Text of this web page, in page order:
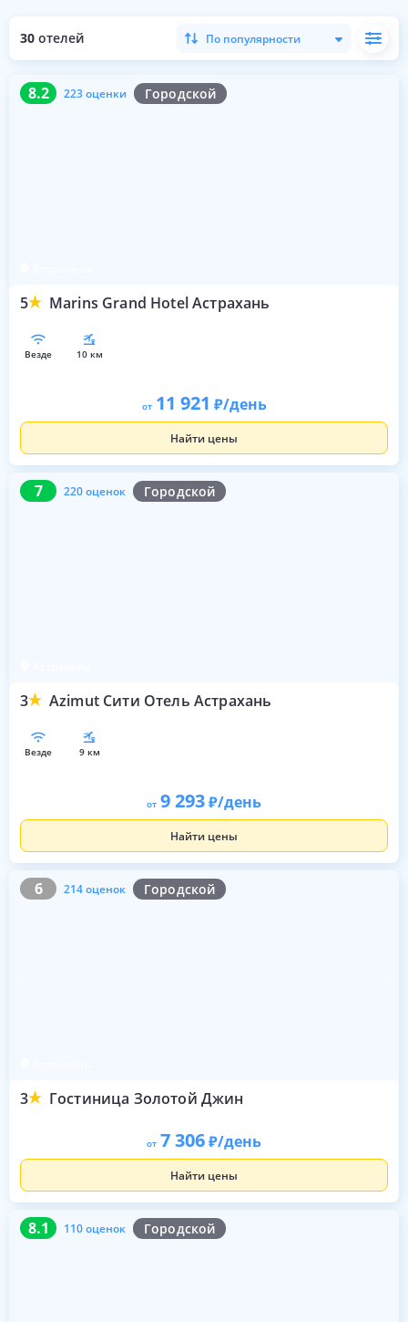
30 отелей По популярности
8.2 223 оценки Городской
5 Marins Grand Hotel Астрахань
8.2 223 оценки
везде 10 км
от 11 921 /день
Найти цены
7 220 оценок Городской
3 Azimut Сити Отель Астрахань
7 220 оценок
везде 9 км
от 9 293 /день
Найти цены
6 214 оценок Городской
3 Гостиница Золотой Джин
6 214 оценок
от 7 306 /день
Найти цены
8.1 110 оценок Городской
8.1 110 оценок